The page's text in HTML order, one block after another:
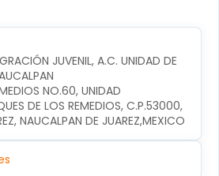
JUVENIL, A.C. UNIDAD DE
NO.60, UNIDAD
DE LOS REMEDIOS, C.P.53000,
NAUCALPAN DE JUAREZ,MEXICO